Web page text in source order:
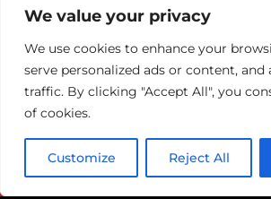
We value your privacy
We use cookies to enhance your
serve personalized ads or content, and
traffic. By clicking "Accept All", you
of cookies.
Customize Reject All
Reçu